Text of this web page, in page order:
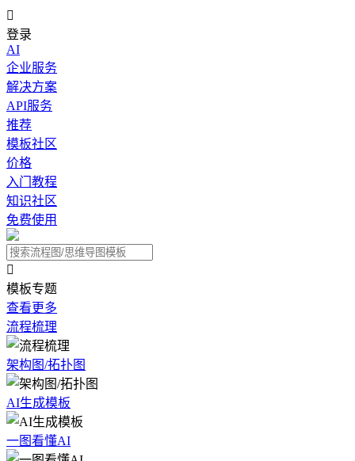

登录
AI
企业服务
解决方案
API服务
推荐
模板社区
价格
入门教程
知识社区
免费使用

模板专题
查看更多
流程梳理
架构图/拓扑图
AI生成模板
一图看懂AI